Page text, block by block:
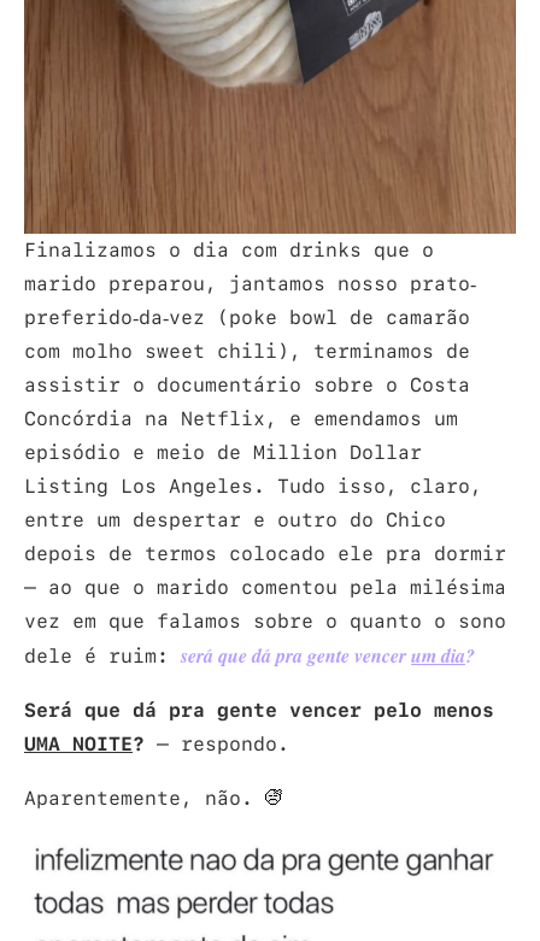
Finalizamos o dia com drinks que o
marido preparou, jantamos nosso prato-
preferido-da-vez (poke bowl de camarão
com molho sweet chili), terminamos de
assistir o documentário sobre o Costa
Concórdia na Netflix, e emendamos um
episódio e meio de Million Dollar
Listing Los Angeles. Tudo isso, claro,
entre um despertar e outro do Chico
depois de termos colocado ele pra dormir
– ao que o marido comentou pela milésima
vez em que falamos sobre o quanto o sono
dele é ruim:será que dá pra gente vencerum dia?
Será que dá pra gente vencer pelo menos
UMA NOITE? – respondo.
Aparentemente, não.